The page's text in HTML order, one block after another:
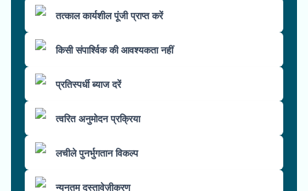
तत्काल कार्यशील पूंजी प्राप्त करें
किसी संपार्श्विक की आवश्यकता नहीं
प्रतिस्पर्धी ब्याज दरें
त्वरित अनुमोदन प्रक्रिया
लचीले पुनर्भुगतान विकल्प
न्यूनतम दस्तावेज़ीकरण